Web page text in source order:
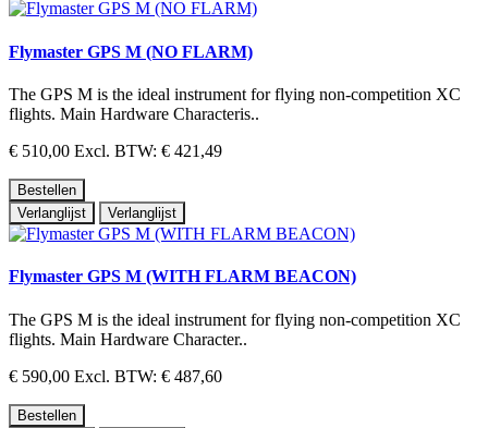
Flymaster GPS M (NO FLARM)
The GPS M is the ideal instrument for flying non-competition XC
flights. Main Hardware Characteris..
€ 510,00 Excl. BTW: € 421,49
Bestellen
Verlanglijst
Verlanglijst
Flymaster GPS M (WITH FLARM BEACON)
The GPS M is the ideal instrument for flying non-competition XC
flights. Main Hardware Character..
€ 590,00 Excl. BTW: € 487,60
Bestellen